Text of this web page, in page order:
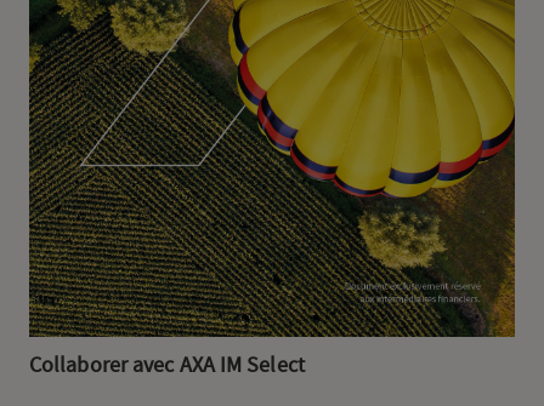
Collaborer avec AXA IM Select